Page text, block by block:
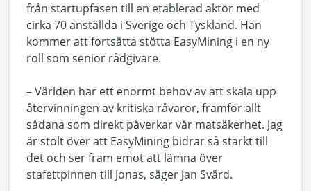
från startupfasen till en etablerad aktör med
cirka 70 anställda i Sverige och Tyskland. Han
kommer att fortsätta stötta EasyMining i en ny
roll som senior rådgivare.
– Världen har ett enormt behov av att skala upp
återvinningen av kritiska råvaror, framför allt
sådana som direkt påverkar vår matsäkerhet. Jag
är stolt över att EasyMining bidrar så starkt till
det och ser fram emot att lämna över
stafettpinnen till Jonas, säger Jan Svärd.